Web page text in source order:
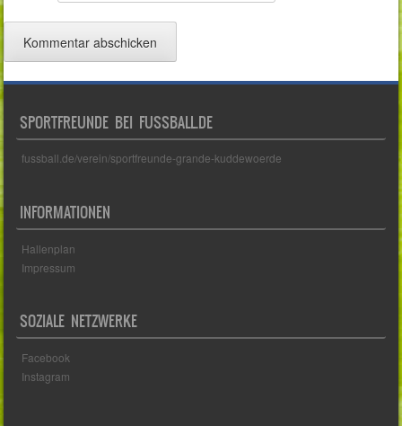
SPORTFREUNDE BEI FUSSBALL.DE
fussball.de/verein/sportfreunde-grande-kuddewoerde
INFORMATIONEN
Hallenplan
Impressum
SOZIALE NETZWERKE
Facebook
Instagram